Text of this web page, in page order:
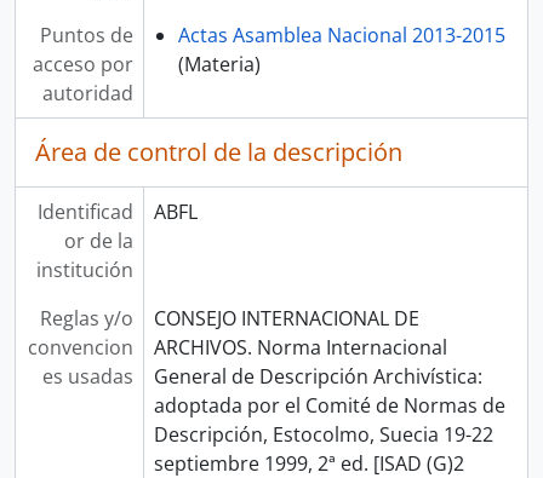
Puntos de
acceso por
autoridad
Actas Asamblea Nacional 2013-2015
(Materia)
Área de control de la descripción
Identificad
or de la
institución
ABFL
Reglas y/o
convencion
es usadas
CONSEJO INTERNACIONAL DE
ARCHIVOS. Norma Internacional
General de Descripción Archivística:
adoptada por el Comité de Normas de
Descripción, Estocolmo, Suecia 19-22
septiembre 1999, 2ª ed. [ISAD (G)2